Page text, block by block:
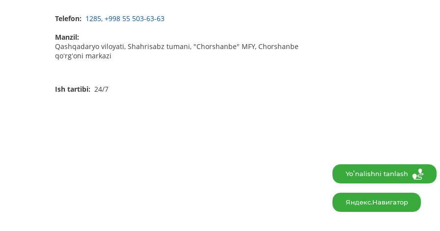
Telefon: 1285, +998 55 503-63-63
Manzil:
Qashqadaryo viloyati, Shahrisabz tumani, "Chorshanbe" MFY, Chorshanbe
qoʻrgʻoni markazi
Ish tartibi: 24/7
Yoʻnalishni tanlash
Яндекс.Навигатор